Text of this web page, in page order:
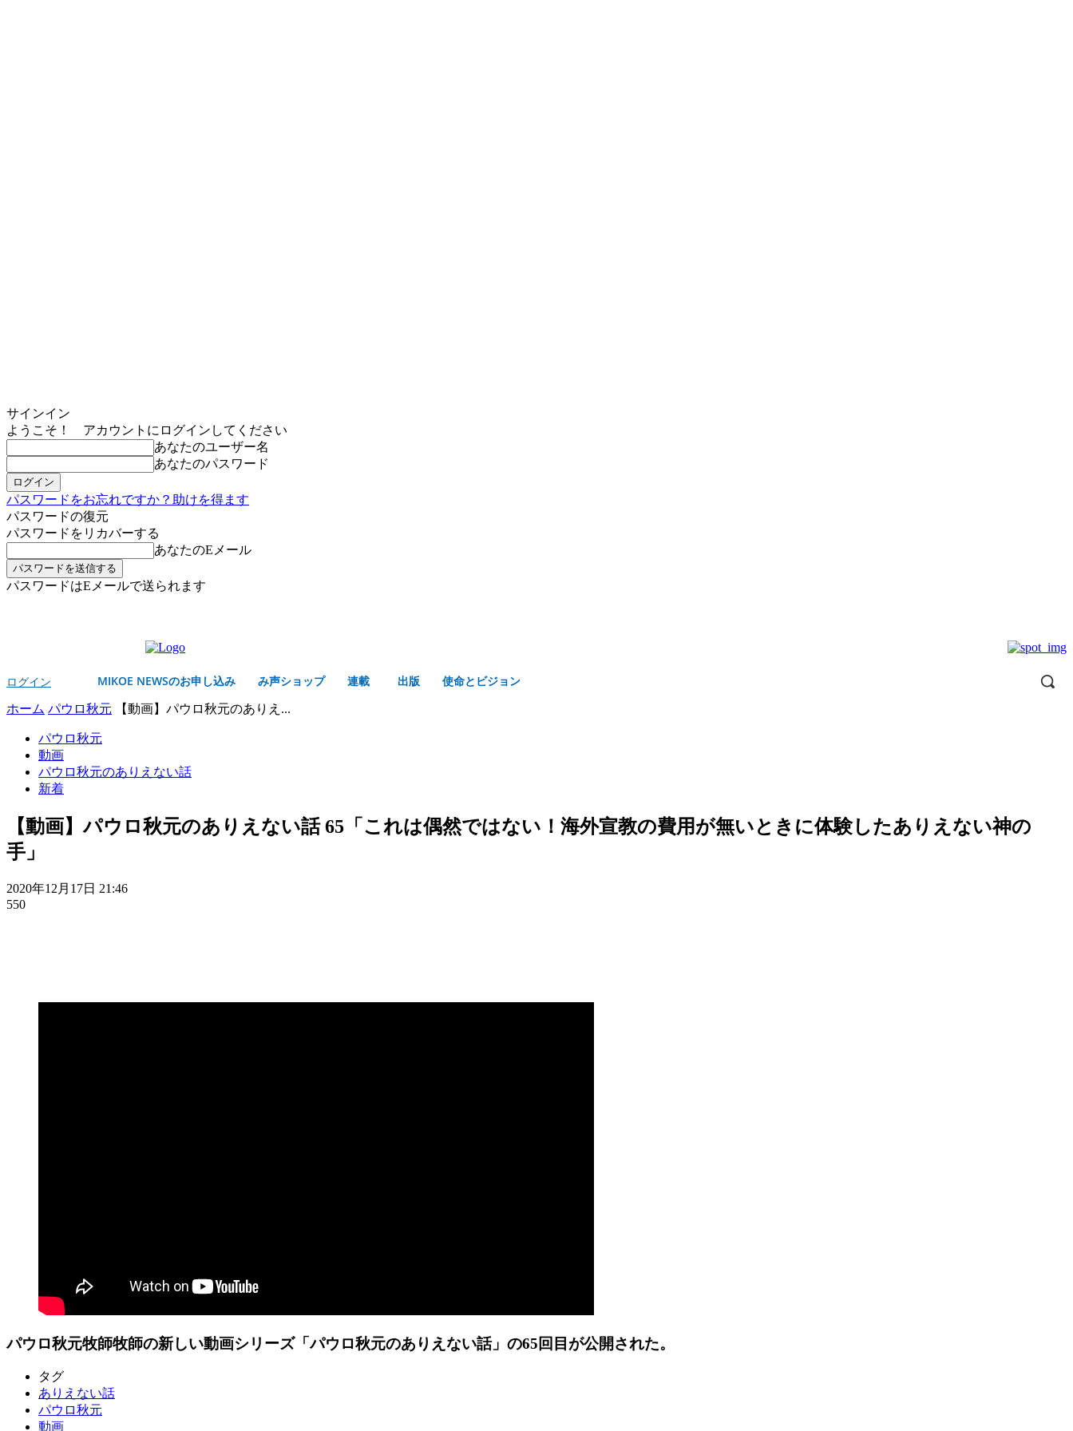
サインイン
ようこそ！ アカウントにログインしてください
あなたのユーザー名
あなたのパスワード
パスワードをお忘れですか？助けを得ます
パスワードの復元
パスワードをリカバーする
あなたのEメール
パスワードはEメールで送られます
ログイン MIKOE NEWSのお申し込み み声ショップ 連載 出版 使命とビジョン
ホーム パウロ秋元 【動画】パウロ秋元のありえ...
パウロ秋元
動画
パウロ秋元のありえない話
新着
【動画】パウロ秋元のありえない話 65「これは偶然ではない！海外宣教の費用が無いときに体験したありえない神の
手」
2020年12月17日 21:46
550
パウロ秋元牧師牧師の新しい動画シリーズ「パウロ秋元のありえない話」の65回目が公開された。
タグ
ありえない話
パウロ秋元
動画